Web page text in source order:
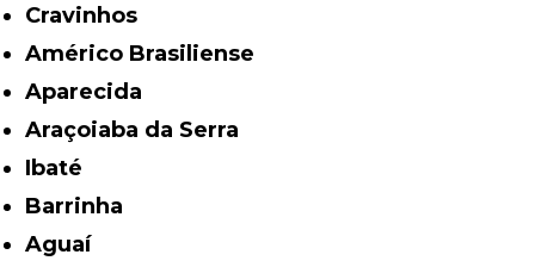
Cravinhos
Américo Brasiliense
Aparecida
Araçoiaba da Serra
Ibaté
Barrinha
Aguaí